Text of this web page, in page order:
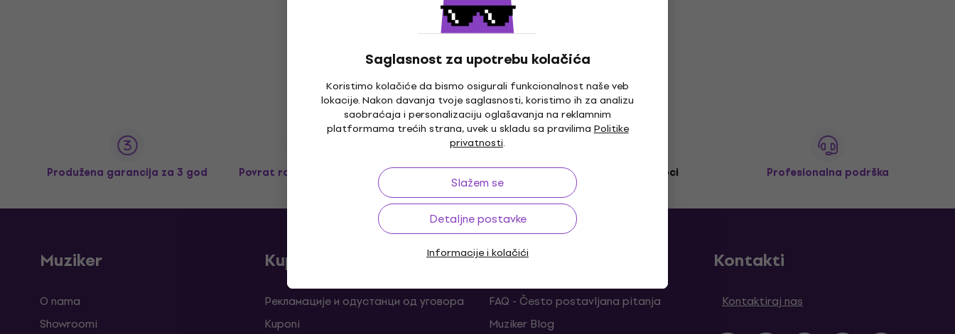
Saglasnost za upotrebu kolačića
Koristimo kolačiće da bismo osigurali funkcionalnost naše veb
lokacije. Nakon davanja tvoje saglasnosti, koristimo ih za analizu
saobraćaja i personalizaciju oglašavanja na reklamnim
platformama trećih strana, uvek u skladu sa pravilima Politike
privatnosti.
Slažem se
Detaljne postavke
Informacije i kolačići
Produžena garancija za 3 god Povrat robe do 30 dana Garancija cene 3M+ kupci Profesionalna podrška
Muziker
O nama
Showroomi
Kupovina
Рекламације и одустанци од уговора
Kuponi
Korisni linkovi
FAQ - Često postavljana pitanja
Muziker Blog
Kontakti
Kontaktiraj nas